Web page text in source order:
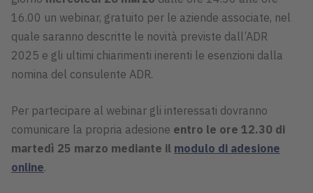
16.00 un webinar, gratuito per le aziende associate, nel
quale saranno descritte le novità previste dall’ADR
2025 e gli ultimi chiarimenti inerenti le esenzioni dalla
nomina del consulente ADR.
Per partecipare al webinar gli interessati dovranno
comunicare la propria adesione entro le ore 12.30 di
martedì 25 marzo mediante il modulo di adesione
online.